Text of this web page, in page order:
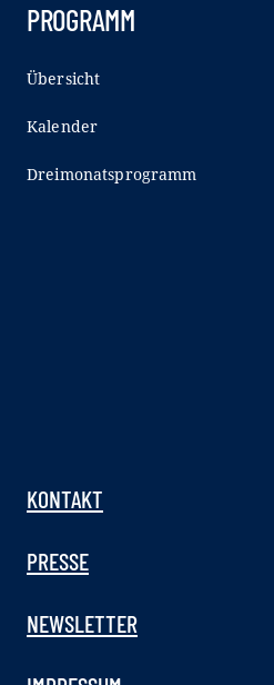
PROGRAMM
Übersicht
Kalender
Dreimonatsprogramm
KONTAKT
PRESSE
NEWSLETTER